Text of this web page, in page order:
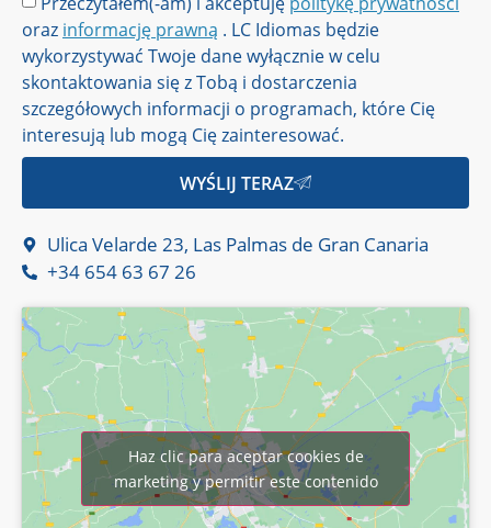
oraz informację prawną . LC Idiomas będzie
wykorzystywać Twoje dane wyłącznie w celu
skontaktowania się z Tobą i dostarczenia
szczegółowych informacji o programach, które Cię
interesują lub mogą Cię zainteresować.
WYŚLIJ TERAZ
Ulica Velarde 23, Las Palmas de Gran Canaria
+34 654 63 67 26
Haz clic para aceptar cookies de
marketing y permitir este contenido